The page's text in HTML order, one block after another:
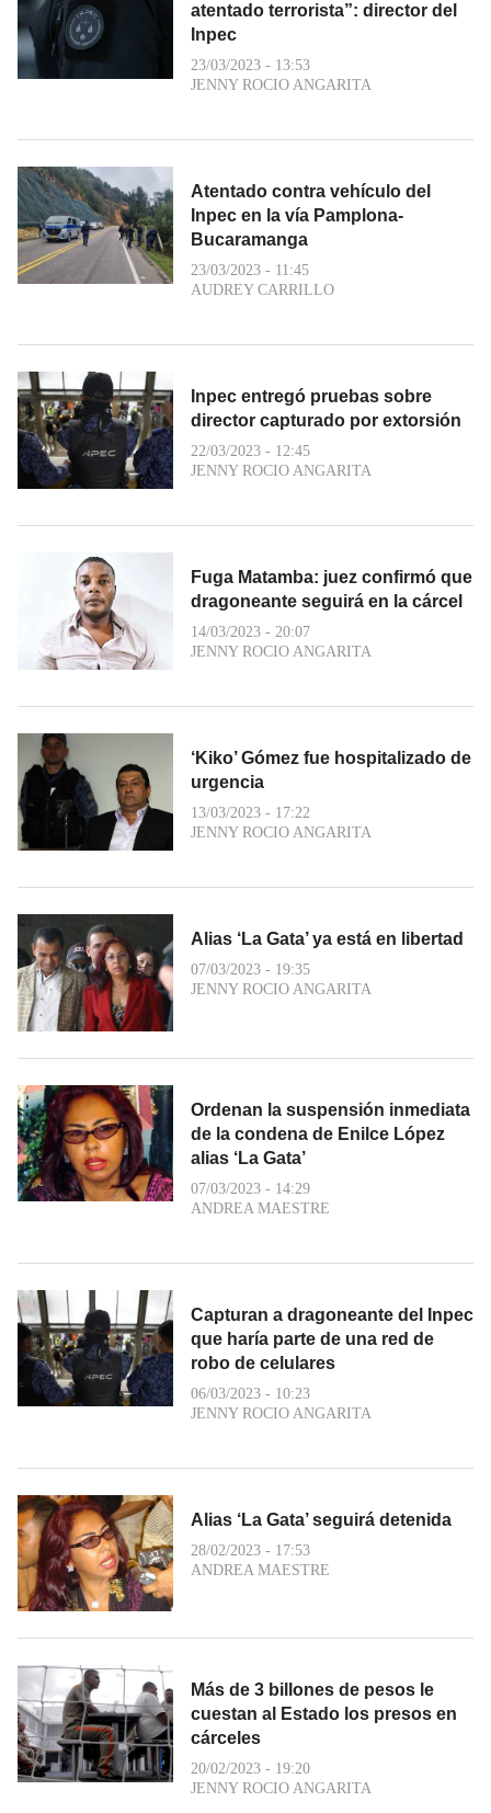
atentado terrorista”: director del
Inpec
23/03/2023 - 13:53
JENNY ROCIO ANGARITA
Atentado contra vehículo del
Inpec en la vía Pamplona-
Bucaramanga
23/03/2023 - 11:45
AUDREY CARRILLO
Inpec entregó pruebas sobre
director capturado por extorsión
22/03/2023 - 12:45
JENNY ROCIO ANGARITA
Fuga Matamba: juez confirmó que
dragoneante seguirá en la cárcel
14/03/2023 - 20:07
JENNY ROCIO ANGARITA
‘Kiko’ Gómez fue hospitalizado de
urgencia
13/03/2023 - 17:22
JENNY ROCIO ANGARITA
Alias ‘La Gata’ ya está en libertad
07/03/2023 - 19:35
JENNY ROCIO ANGARITA
Ordenan la suspensión inmediata
de la condena de Enilce López
alias ‘La Gata’
07/03/2023 - 14:29
ANDREA MAESTRE
Capturan a dragoneante del Inpec
que haría parte de una red de
robo de celulares
06/03/2023 - 10:23
JENNY ROCIO ANGARITA
Alias ‘La Gata’ seguirá detenida
28/02/2023 - 17:53
ANDREA MAESTRE
Más de 3 billones de pesos le
cuestan al Estado los presos en
cárceles
20/02/2023 - 19:20
JENNY ROCIO ANGARITA